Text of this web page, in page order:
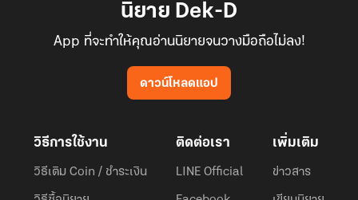
นิยาย Dek-D
App ที่จะทำให้คุณอ่านนิยายจนวางมือถือไม่ลง!
ดาวน์โหลดแอป
วิธีการใช้งาน
วิธีเติม Coin / ชำระเงิน
ติดต่อเรา
LINE Official
เพิ่มเติม
ข่าวสาร